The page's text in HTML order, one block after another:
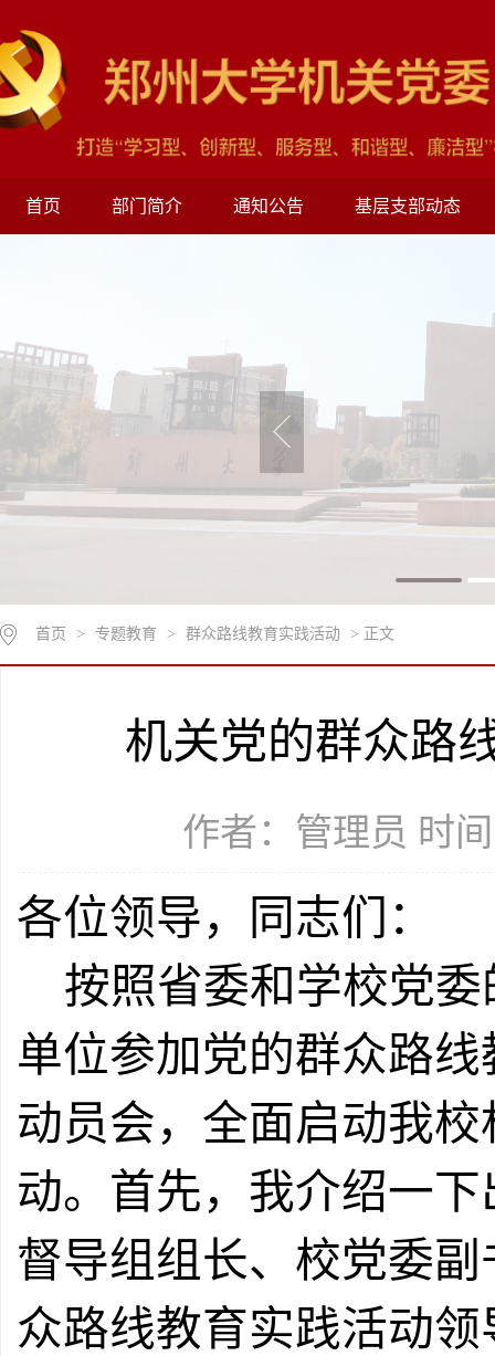
首页 部门简介 通知公告 基层支部动态
首页 > 专题教育 > 群众路线教育实践活动 > 正文
机关党的群众路
作者：管理员 时
各位领导，同志们：
按照省委和学校党
单位参加党的群众路
动员会，全面启动我
动。首先，我介绍一
督导组组长、校党委
众路线教育实践活动